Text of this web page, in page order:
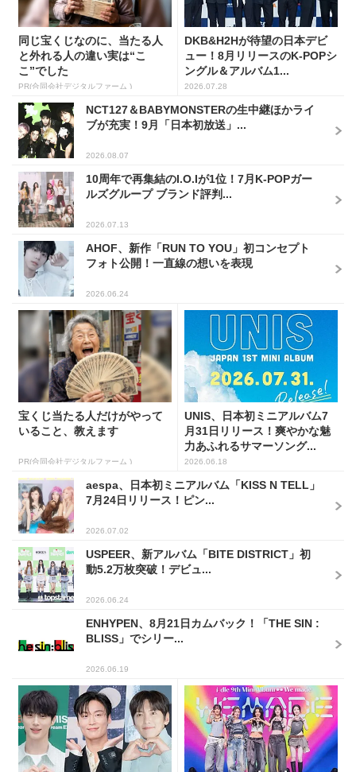
同じ宝くじなのに、当たる人
と外れる人の違い実は“こ
こ”でした
PR(合同会社デジタルファーム )
DKB&H2Hが待望の日本デビ
ュー！8月リリースのK-POPシ
ングル＆アルバム1...
2026.07.28
NCT127＆BABYMONSTERの生中継ほかライ
ブが充実！9月「日本初放送」...
2026.08.07
10周年で再集結のI.O.Iが1位！7月K-POPガー
ルズグループ ブランド評判...
2026.07.13
AHOF、新作「RUN TO YOU」初コンセプト
フォト公開！一直線の想いを表現
2026.06.24
宝くじ当たる人だけがやって
いること、教えます
PR(合同会社デジタルファーム )
UNIS、日本初ミニアルバム7
月31日リリース！爽やかな魅
力あふれるサマーソング...
2026.06.18
aespa、日本初ミニアルバム「KISS N TELL」
7月24日リリース！ピン...
2026.07.02
USPEER、新アルバム「BITE DISTRICT」初
動5.2万枚突破！デビュ...
2026.06.24
ENHYPEN、8月21日カムバック！「THE SIN :
BLISS」でシリー...
2026.06.19